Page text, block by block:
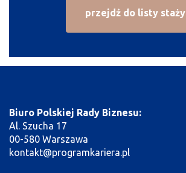
przejdź do listy staży
Biuro Polskiej Rady Biznesu:
Al. Szucha 17
00-580 Warszawa
kontakt@programkariera.pl